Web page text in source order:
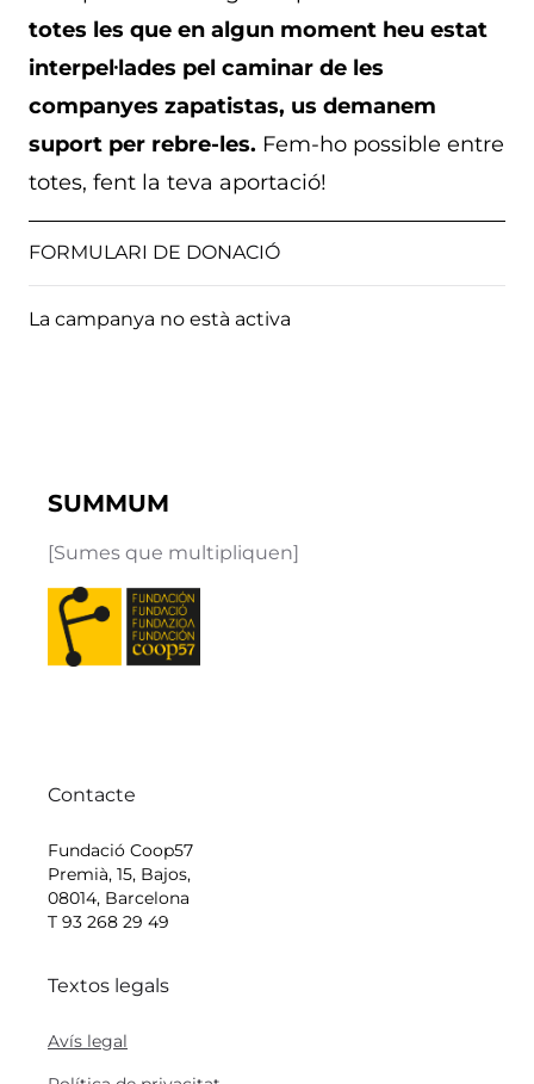
totes les que en algun moment heu estat
interpel·lades pel caminar de les
companyes zapatistas, us demanem
suport per rebre-les. Fem-ho possible entre
totes, fent la teva aportació!
FORMULARI DE DONACIÓ
La campanya no està activa
SUMMUM
[Sumes que multipliquen]
Contacte
Fundació Coop57
Premià, 15, Bajos,
08014, Barcelona
T 93 268 29 49
Textos legals
Avís legal